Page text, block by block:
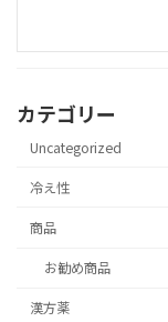
カテゴリー
Uncategorized
冷え性
商品
お勧め商品
漢方薬